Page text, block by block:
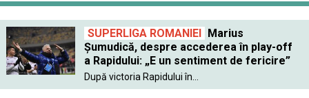
SUPERLIGA ROMANIEI Marius
Șumudică, despre accederea în play-off
a Rapidului: „E un sentiment de fericire”
După victoria Rapidului în...